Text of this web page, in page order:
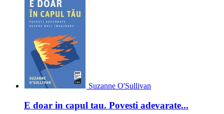
Suzanne O'Sullivan
E doar in capul tau. Povesti adevarate...